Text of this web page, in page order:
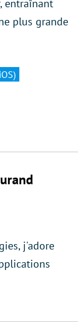
entraînant
plus grande
j'adore